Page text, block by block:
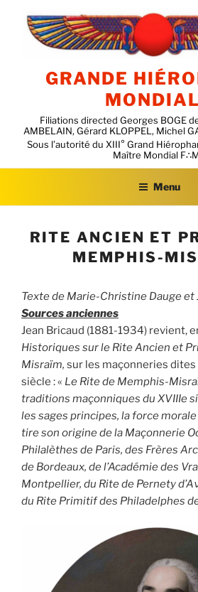
contenu
GRANDE
Filiations directed Georges BOGE
AMBELAIN, Gérard KLOPPEL, Michel
Menu
RITE ANCIEN ET
MEMPHIS-
Texte de Marie-Christine Dauge et
Sources anciennes
Jean Bricaud (1881-1934) revient,
Historiques sur le Rite Ancien et
Misraïm, sur les maçonneries dites
siècle : « Le Rite de Memphis-
traditions maçonniques du XVIIIe
les sages principes, la force
tire son origine de la Maçonnerie
Philalèthes de Paris, des Frères
de Bordeaux, de l’Académie des
Montpellier, du Rite de Pernety
du Rite Primitif des Philadelphes